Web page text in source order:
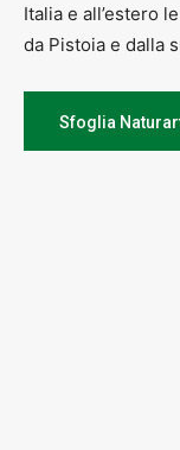
Italia e all’estero
da Pistoia e dalla
Sfoglia